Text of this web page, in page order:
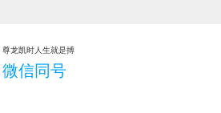
尊龙凯时人生就是搏
微信同号